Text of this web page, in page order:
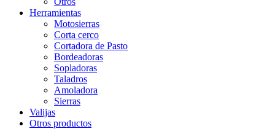
Herramientas
Motosierras
Corta cerco
Cortadora de Pasto
Bordeadoras
Sopladoras
Taladros
Amoladora
Sierras
Valijas
Otros productos